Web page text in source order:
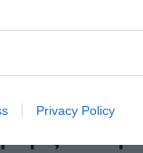
Privacy Policy
12